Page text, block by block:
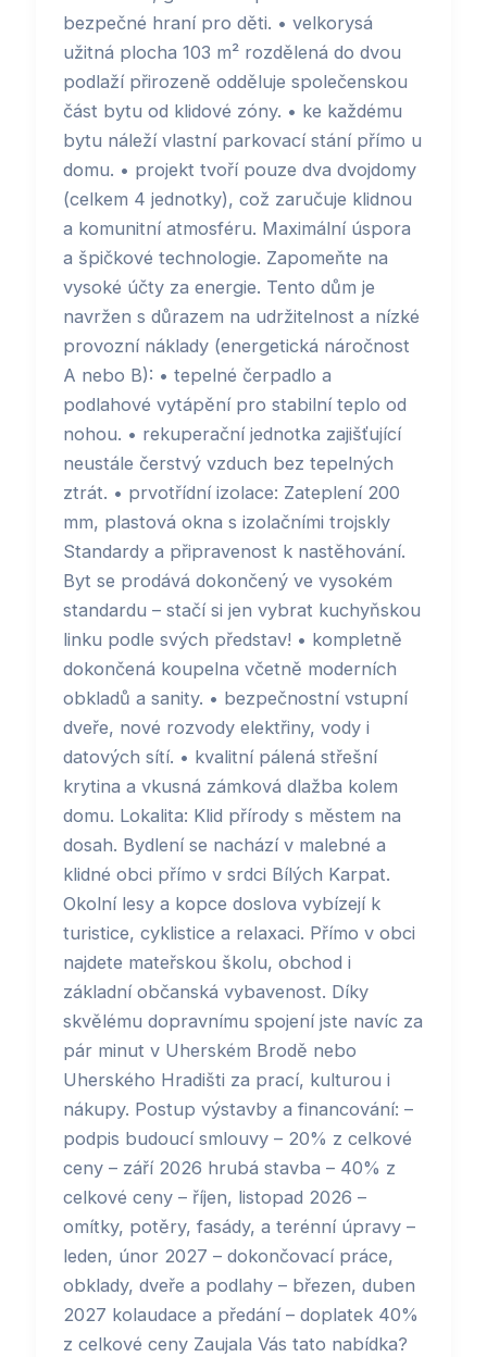
bezpečné hraní pro děti. • velkorysá
užitná plocha 103 m² rozdělená do dvou
podlaží přirozeně odděluje společenskou
část bytu od klidové zóny. • ke každému
bytu náleží vlastní parkovací stání přímo u
domu. • projekt tvoří pouze dva dvojdomy
(celkem 4 jednotky), což zaručuje klidnou
a komunitní atmosféru. Maximální úspora
a špičkové technologie. Zapomeňte na
vysoké účty za energie. Tento dům je
navržen s důrazem na udržitelnost a nízké
provozní náklady (energetická náročnost
A nebo B): • tepelné čerpadlo a
podlahové vytápění pro stabilní teplo od
nohou. • rekuperační jednotka zajišťující
neustále čerstvý vzduch bez tepelných
ztrát. • prvotřídní izolace: Zateplení 200
mm, plastová okna s izolačními trojskly
Standardy a připravenost k nastěhování.
Byt se prodává dokončený ve vysokém
standardu – stačí si jen vybrat kuchyňskou
linku podle svých představ! • kompletně
dokončená koupelna včetně moderních
obkladů a sanity. • bezpečnostní vstupní
dveře, nové rozvody elektřiny, vody i
datových sítí. • kvalitní pálená střešní
krytina a vkusná zámková dlažba kolem
domu. Lokalita: Klid přírody s městem na
dosah. Bydlení se nachází v malebné a
klidné obci přímo v srdci Bílých Karpat.
Okolní lesy a kopce doslova vybízejí k
turistice, cyklistice a relaxaci. Přímo v obci
najdete mateřskou školu, obchod i
základní občanská vybavenost. Díky
skvělému dopravnímu spojení jste navíc za
pár minut v Uherském Brodě nebo
Uherského Hradišti za prací, kulturou i
nákupy. Postup výstavby a financování: –
podpis budoucí smlouvy – 20% z celkové
ceny – září 2026 hrubá stavba – 40% z
celkové ceny – říjen, listopad 2026 –
omítky, potěry, fasády, a terénní úpravy –
leden, únor 2027 – dokončovací práce,
obklady, dveře a podlahy – březen, duben
2027 kolaudace a předání – doplatek 40%
z celkové ceny Zaujala Vás tato nabídka?